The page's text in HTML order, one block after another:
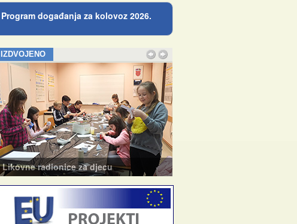
Program događanja za kolovoz 2026.
IZDVOJENO
Likovne radionice za djecu